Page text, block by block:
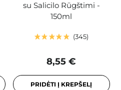
su Salicilo Rūgštimi -
150ml
345
8,55 €
PRIDĖTI Į KREPŠELĮ